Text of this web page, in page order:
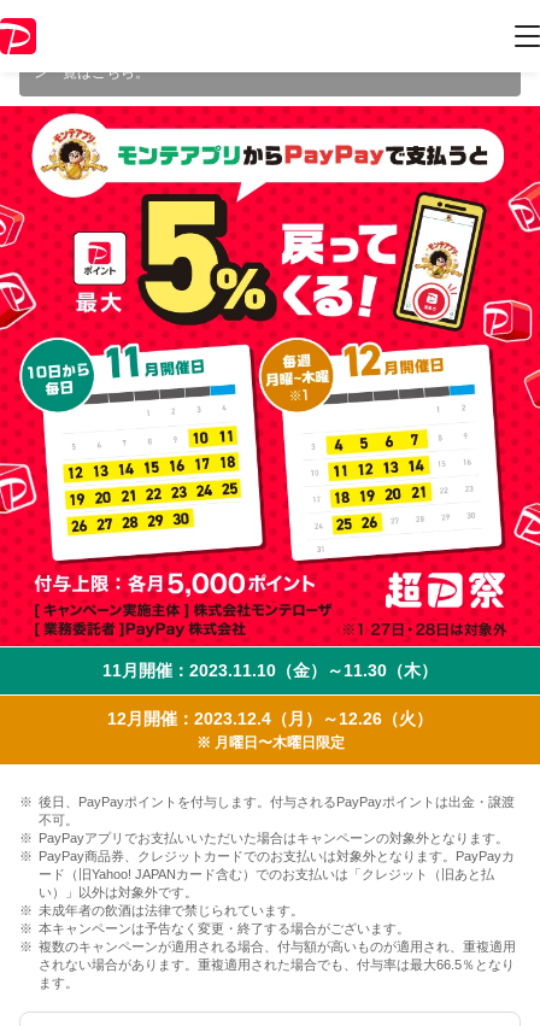
の情報はキャンペーン終了時点のものになります。
ン一覧はこちら。
11月開催：2023.11.10（金）～11.30（木）
12月開催：2023.12.4（月）～12.26（火）
※ 月曜日〜木曜日限定
後日、PayPayポイントを付与します。付与されるPayPayポイントは出金・譲渡
不可。
PayPayアプリでお支払いいただいた場合はキャンペーンの対象外となります。
PayPay商品券、クレジットカードでのお支払いは対象外となります。PayPayカ
ード（旧Yahoo! JAPANカード含む）でのお支払いは「クレジット（旧あと払
い）」以外は対象外です。
未成年者の飲酒は法律で禁じられています。
本キャンペーンは予告なく変更・終了する場合がございます。
複数のキャンペーンが適用される場合、付与額が高いものが適用され、重複適用
されない場合があります。重複適用された場合でも、付与率は最大66.5％となり
ます。